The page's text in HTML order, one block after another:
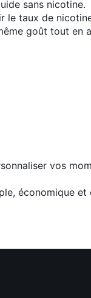
sans nicotine.
le taux de
goût tout en
vos
économique